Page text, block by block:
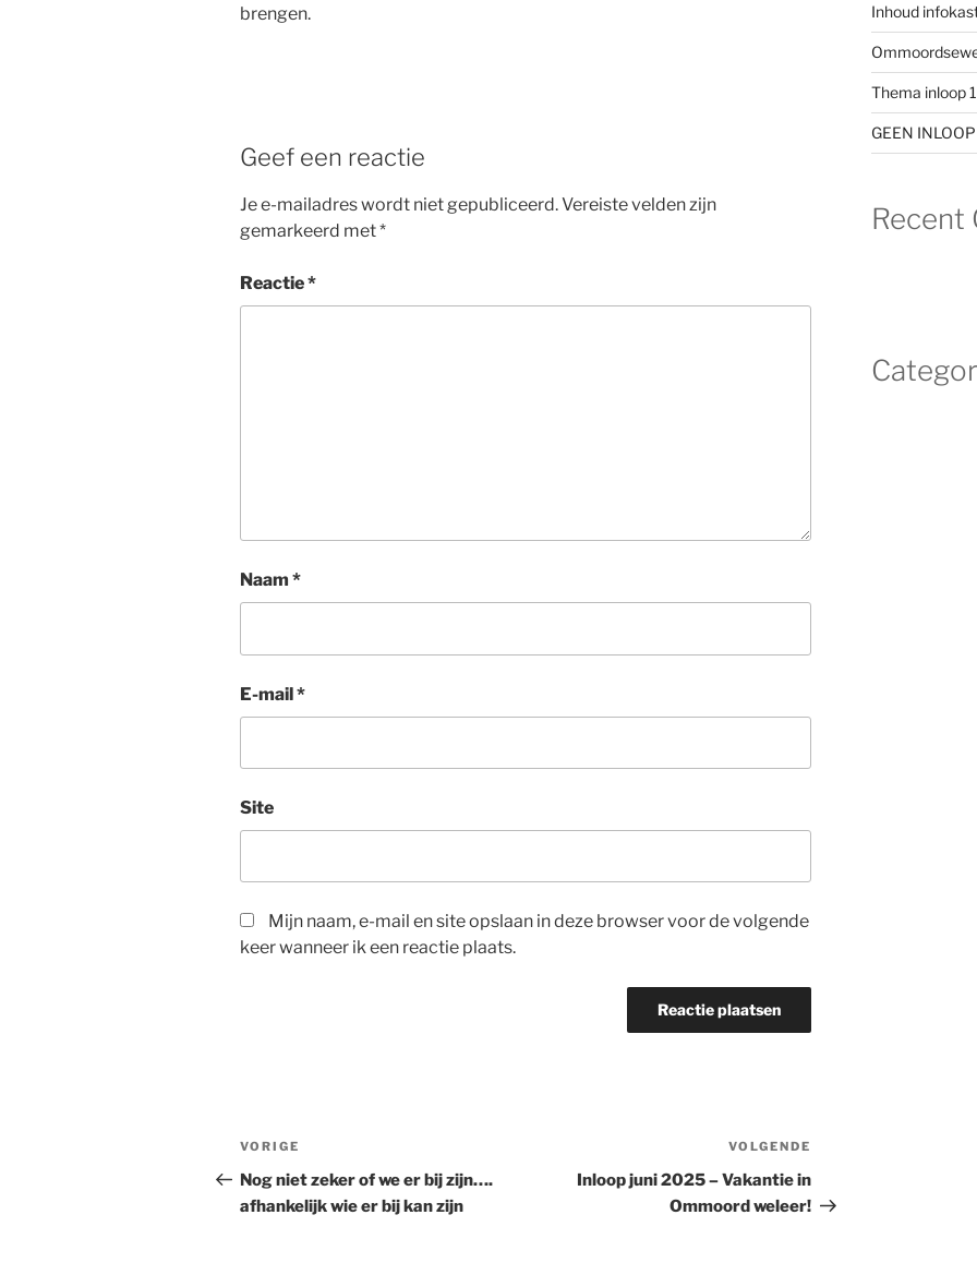
brengen.
Geef een reactie
Je e-mailadres wordt niet gepubliceerd.Vereiste velden zijn
gemarkeerd met*
Reactie*
Naam *
E-mail*
Site
Mijn naam, e-mail en site opslaan in deze browser voor de volgende
keer wanneer ik een reactie plaats.
Bericht
navigatie
Vorig
bericht
VORIGE
Nog niet zeker of we er bij zijn….
afhankelijk wie er bij kan zijn
bericht
VOLGENDE
Inloop juni 2025 – Vakantie in
Ommoord weleer!
Inhoud
Thema inloop
GEEN
Recent